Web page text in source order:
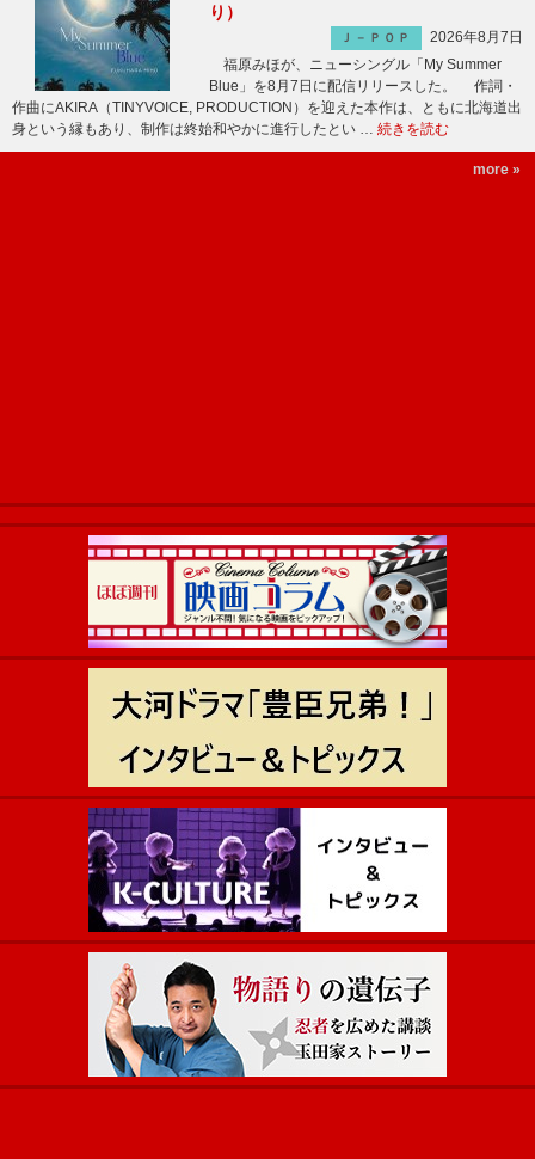
り）
Ｊ－ＰＯＰ
2026年8月7日
福原みほが、ニューシングル「My Summer
Blue」を8月7日に配信リリースした。 作詞・
作曲にAKIRA（TINYVOICE, PRODUCTION）を迎えた本作は、ともに北海道出
身という縁もあり、制作は終始和やかに進行したとい … 続きを読む
more »